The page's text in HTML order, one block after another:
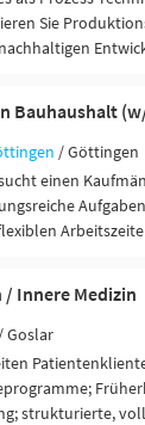
Sie
Bauhaushalt
/ Göttingen
einen
Innere Medizin
/ Goslar
strukturierte,